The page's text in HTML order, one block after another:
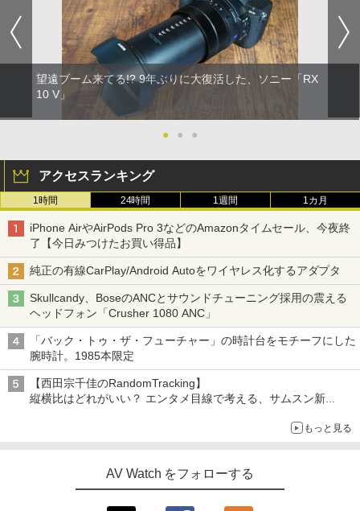
望遠ブーム来てる!? 9年ぶりに大復活した、ソニー「RX
10 V」
● ● ●
アクセスランキング
1時間 24時間 1週間 1カ月
iPhone AirやAirPods Pro 3などのAmazonタイムセール、今夜終
了【今日みつけたお買い得品】
純正の有線CarPlay/Android Autoをワイヤレス化するアダプタ
Skullcandy、BoseのANCとサウンドチューニング採用の震える
ヘッドフォン「Crusher 1080 ANC」
「バック・トゥ・ザ・フューチャー」の時計台をモチーフにした
腕時計。1985本限定
【西田宗千佳のRandomTracking】
縦横比はどれがいい？ エンタメ目線で考える、サムスン新
もっと見る
AV Watch をフォローする